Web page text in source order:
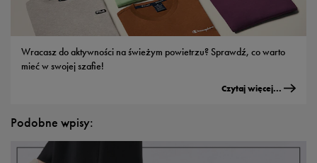
Wracasz do aktywności na świeżym powietrzu? Sprawdź, co warto
mieć w swojej szafie!
Czytaj więcej...
Podobne wpisy: